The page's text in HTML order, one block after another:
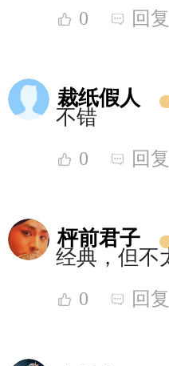
0 回复
裁纸假人
不错
0 回复
枰前君子
经典，但不
0 回复